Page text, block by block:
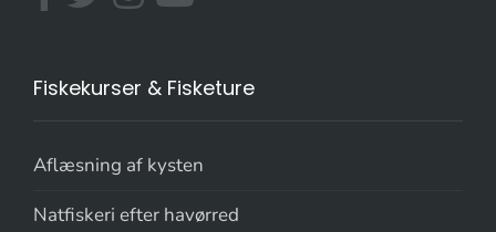
Fiskekurser & Fisketure
Aflæsning af kysten
Natfiskeri efter havørred